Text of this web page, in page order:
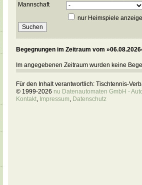
Mannschaft
nur Heimspiele
Begegnungen im Zeitraum vom
Im angegebenen Zeitraum wurden keine
Für den Inhalt verantwortlich: Tischtennis-
© 1999-2026 nu Datenautomaten GmbH -
Kontakt, Impressum, Datenschutz